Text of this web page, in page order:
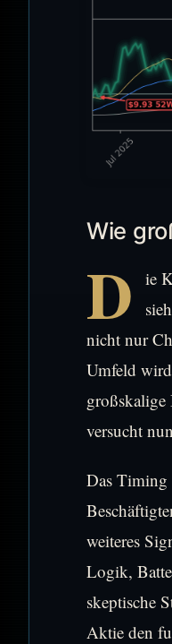
Wie
D
ie
nicht nur
Umfeld
großskalige
versucht
Das Timing
weiteres
Logik,
skeptische
Aktie den